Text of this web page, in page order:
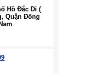
Hồ Đắc Di (
Quận Đống